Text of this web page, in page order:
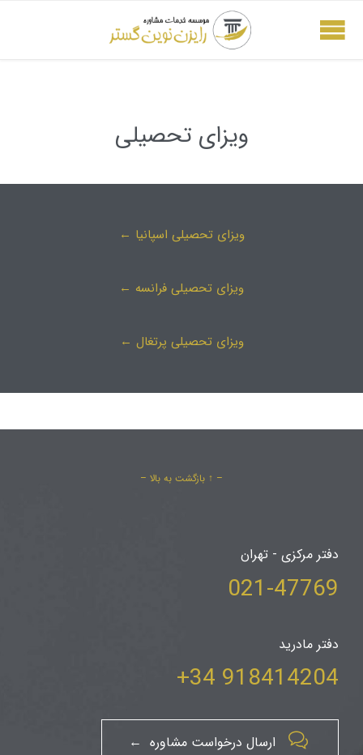
ویزای تحصیلی
ویزای تحصیلی اسپانیا ←
ویزای تحصیلی فرانسه ←
ویزای تحصیلی پرتغال ←
– ↑ بازگشت به بالا –
دفتر مرکزی - تهران
021-47769
دفتر مادرید
918414204 34+
 ارسال درخواست مشاوره ←